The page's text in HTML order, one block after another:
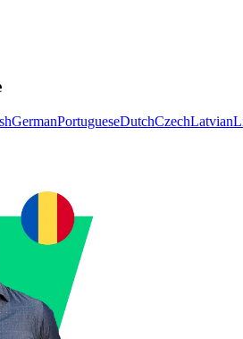
GermanPortugueseDutchCzechLatvian